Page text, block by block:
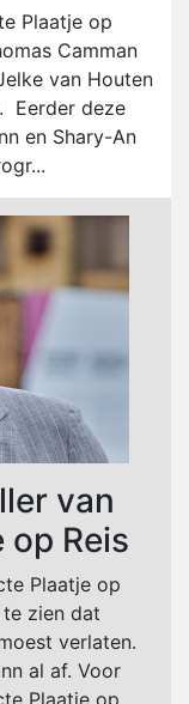
Plaatje op
Camman
van Houten
Eerder deze
en Shary-An
van
op Reis
Plaatje op
zien dat
verlaten.
al af. Voor